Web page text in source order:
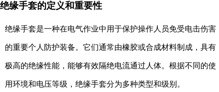
绝缘手套的定义和重要性
绝缘手套是一种在电气作业中用于保护操作人员免受电击伤害
的重要个人防护装备。它们通常由橡胶或合成材料制成，具有
极高的绝缘性能，能够有效隔绝电流通过人体。根据不同的使
用环境和电压等级，绝缘手套分为多种类型和级别。